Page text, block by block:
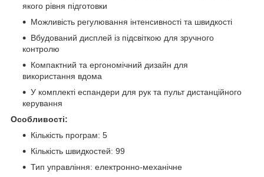
якого рівня підготовки
Можливість регулювання інтенсивності та швидкості
Вбудований дисплей із підсвіткою для зручного
контролю
Компактний та ергономічний дизайн для
використання вдома
У комплекті еспандери для рук та пульт дистанційного
керування
Особливості:
Кількість програм: 5
Кількість швидкостей: 99
Тип управління: електронно-механічне